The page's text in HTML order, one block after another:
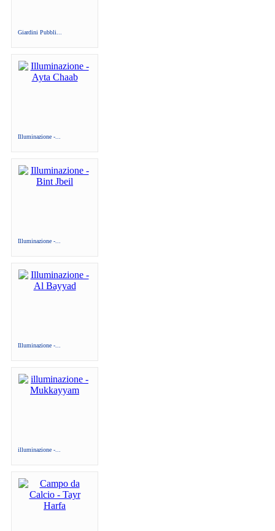
Giardini Pubbli...
Illuminazione -...
Illuminazione -...
Illuminazione -...
illuminazione -...